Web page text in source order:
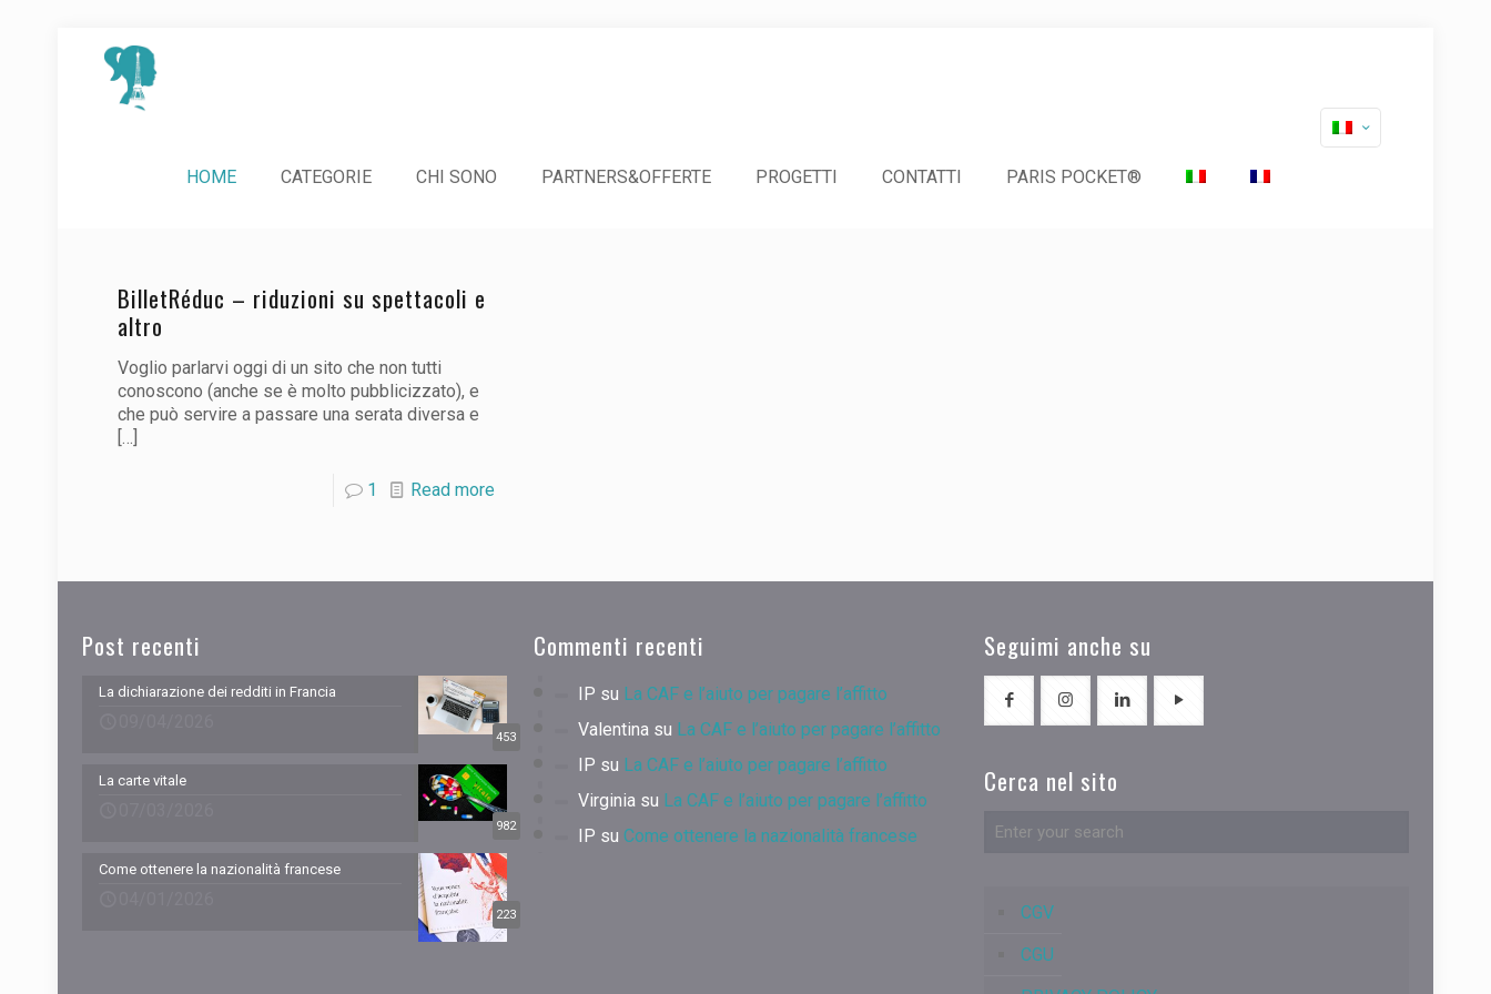
HOME CATEGORIE CHI SONO PARTNERS&OFFERTE PROGETTI CONTATTI PARIS POCKET®
BilletRéduc – riduzioni su spettacoli e
altro
Voglio parlarvi oggi di un sito che non tutti
conoscono (anche se è molto pubblicizzato), e
che può servire a passare una serata diversa e
[…]
1 Read more
Post recenti
453
La dichiarazione dei redditi in Francia
982
La carte vitale
223
Come ottenere la nazionalità francese
Commenti recenti
IP su La CAF e l’aiuto per pagare l’affitto
Valentinasu La CAF e l’aiuto per pagare l’affitto
IP su La CAF e l’aiuto per pagare l’affitto
Virginiasu La CAF e l’aiuto per pagare l’affitto
IP su Come ottenere la nazionalità francese
Seguimi anche su
Cerca nel sito
CGV
CGU